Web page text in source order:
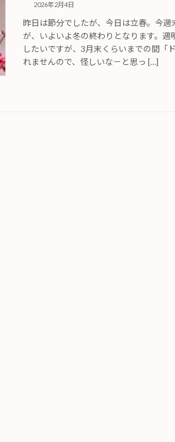
2026年2月4日
昨日は節分でしたが、今日は立春。今
が、いよいよ冬の終わりとなります。
したいですが、3月末くらいまでの間「
れませんので、怪しいな－と思っ […]